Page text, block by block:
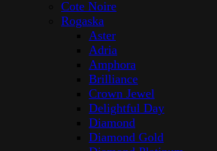
Cote Noire
Rogaska
Aster
Adria
Amphora
Brilliance
Crown Jewel
Delightful Day
Diamond
Diamond Gold